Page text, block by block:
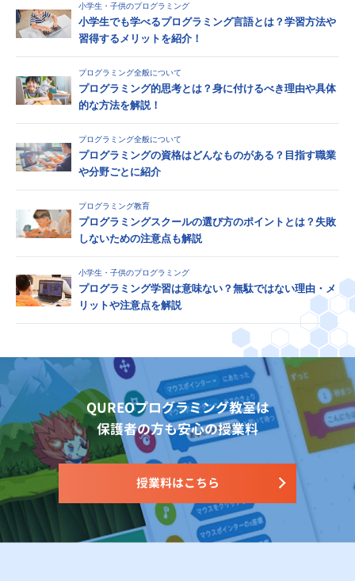
小学生・子供のプログラミング
小学生でも学べるプログラミング言語とは？学習方法や
習得するメリットを紹介！
プログラミング全般について
プログラミング的思考とは？身に付けるべき理由や具体
的な方法を解説！
プログラミング全般について
プログラミングの資格はどんなものがある？目指す職業
や分野ごとに紹介
プログラミング教育
プログラミングスクールの選び方のポイントとは？失敗
しないための注意点も解説
小学生・子供のプログラミング
プログラミング学習は意味ない？無駄ではない理由・メ
リットや注意点を解説
QUREOプログラミング教室は
保護者の方も安心の授業料
授業料はこちら